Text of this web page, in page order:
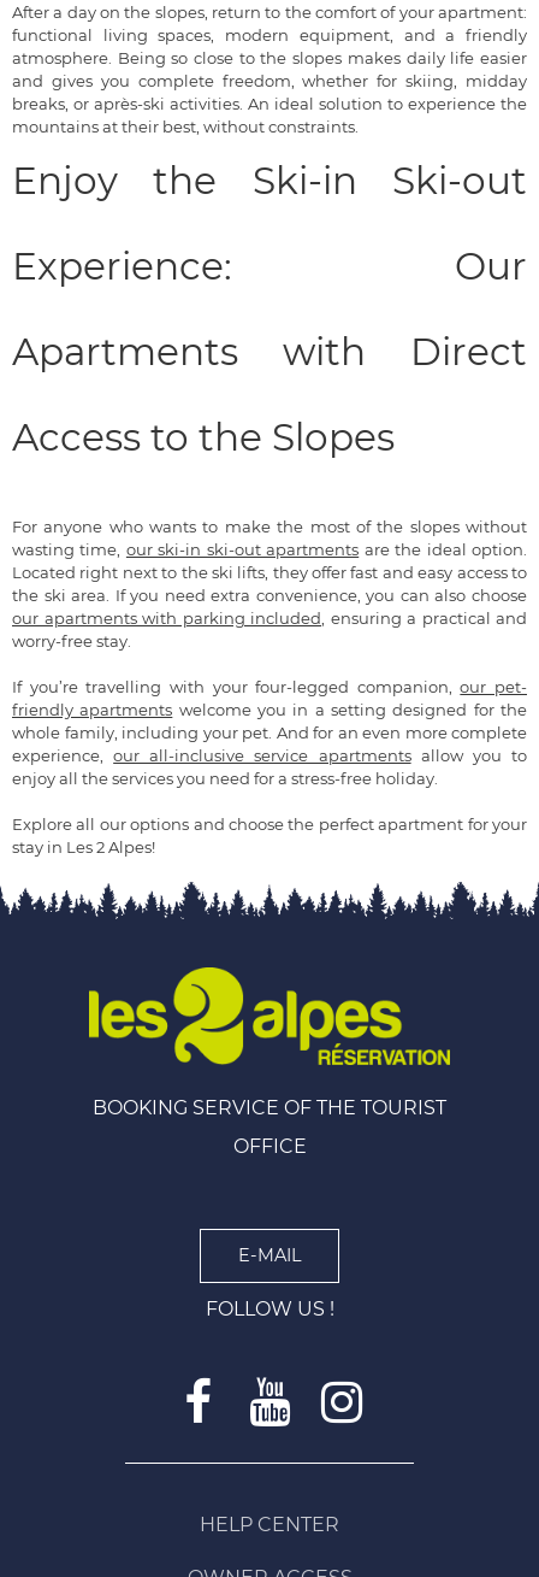
After a day on the slopes, return to the comfort of your apartment:
functional living spaces, modern equipment, and a friendly
atmosphere. Being so close to the slopes makes daily life easier
and gives you complete freedom, whether for skiing, midday
breaks, or après-ski activities. An ideal solution to experience the
mountains at their best, without constraints.
Enjoy the Ski-in Ski-out
Experience: Our
Apartments with Direct
Access to the Slopes
For anyone who wants to make the most of the slopes without
wasting time, our ski-in ski-out apartments are the ideal option.
Located right next to the ski lifts, they offer fast and easy access to
the ski area. If you need extra convenience, you can also choose
our apartments with parking included , ensuring a practical and
worry-free stay.
If you’re travelling with your four-legged companion,our pet-
friendly apartments welcome you in a setting designed for the
whole family, including your pet. And for an even more complete
experience,our all-inclusive service apartmentsallow you to
enjoy all the services you need for a stress-free holiday.
Explore all our options and choose the perfect apartment for your
stay in Les 2 Alpes!
BOOKING SERVICE OF THE TOURIST
OFFICE
E-MAIL
FOLLOW US !
HELP CENTER